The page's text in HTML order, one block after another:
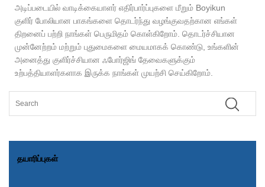
அடிப்படையில் வாடிக்கையாளர் எதிர்பார்ப்புகளை மீறும் Boyikun
குளிர் போலியான பாகங்களை தொடர்ந்து வழங்குவதற்கான எங்கள்
திறனைப் பற்றி நாங்கள் பெருமிதம் கொள்கிறோம். தொடர்ச்சியான
முன்னேற்றம் மற்றும் புதுமைகளை மையமாகக் கொண்டு, உங்களின்
அனைத்து குளிர்ச்சியான ஃபோர்ஜிங் தேவைகளுக்கும்
உற்பத்தியாளர்களாக இருக்க நாங்கள் முயற்சி செய்கிறோம்.
தயாரிப்புகள்